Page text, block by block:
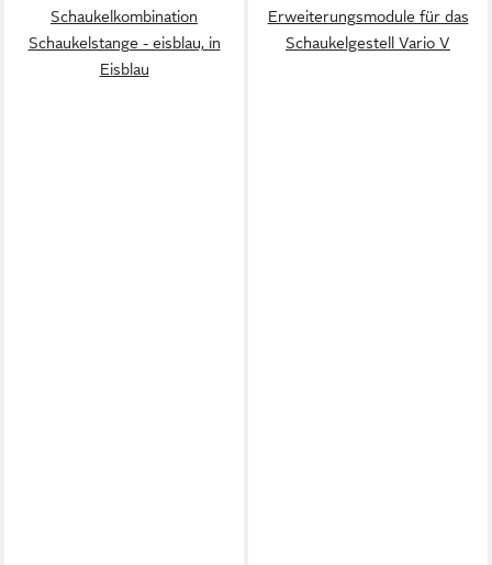
Schaukelkombination
Schaukelstange - eisblau, in
Eisblau
Erweiterungsmodule für das
Schaukelgestell Vario V